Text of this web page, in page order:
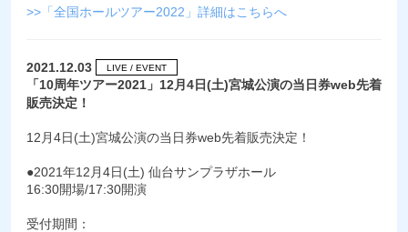
>>「全国ホールツアー2022」詳細はこちらへ
2021.12.03 LIVE / EVENT
「10周年ツアー2021」12月4日(土)宮城公演の当日券web先着
販売決定！
12月4日(土)宮城公演の当日券web先着販売決定！
●2021年12月4日(土) 仙台サンプラザホール
16:30開場/17:30開演
受付期間：